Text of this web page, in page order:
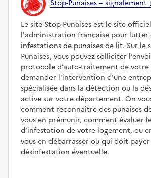
Stop-Punaises – signalement
Le site Stop-Punaises est le site
l'administration française pour lutter
infestations de punaises de lit. Sur le
Punaises, vous pouvez solliciter
protocole d’auto-traitement de
demander l'intervention d'une
spécialisée dans la détection ou la
active sur votre département. On
comment reconnaître des punaises
vous en prémunir, comment évaluer
d’infestation de votre logement, ou
vous en débarrasser ou qui doit
désinfestation éventuelle.